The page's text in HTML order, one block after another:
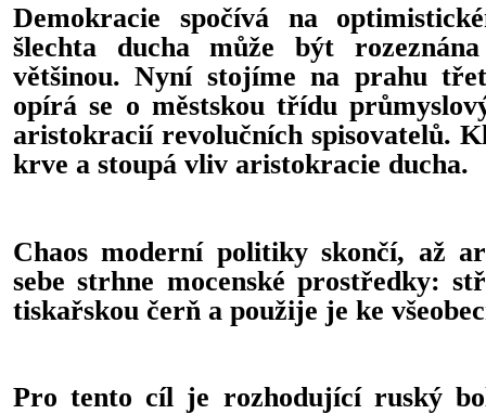
Demokracie spočívá na
šlechta ducha může být
většinou. Nyní stojíme na prahu
opírá se o městskou třídu
aristokracií revolučních spisovatelů.
krve a stoupá vliv aristokracie ducha.
Chaos moderní politiky skončí, až
sebe strhne mocenské prostředky:
tiskařskou čerň a použije je ke
Pro tento cíl je rozhodující ruský